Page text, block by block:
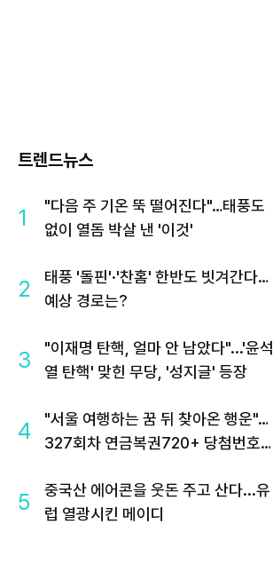
트렌드뉴스
1
"다음 주 기온 뚝 떨어진다"…태풍도
없이 열돔 박살 낸 '이것'
2
태풍 '돌핀'·'찬홈' 한반도 빗겨간다…
예상 경로는?
3
"이재명 탄핵, 얼마 안 남았다"...'윤석
열 탄핵' 맞힌 무당, '성지글' 등장
4
"서울 여행하는 꿈 뒤 찾아온 행운"…
327회차 연금복권720+ 당첨번호조
5
중국산 에어콘을 웃돈 주고 산다...유
럽 열광시킨 메이디